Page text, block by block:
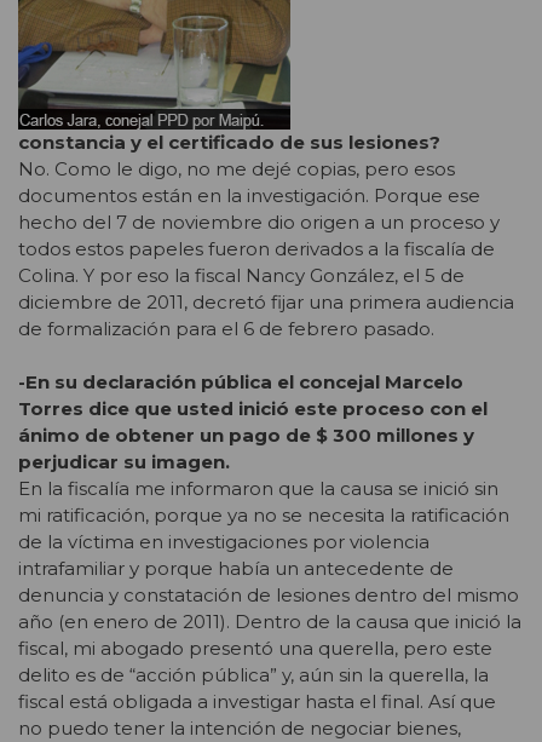
constancia y el certificado de sus lesiones?
No. Como le digo, no me dejé copias, pero esos
documentos están en la investigación. Porque ese
hecho del 7 de noviembre dio origen a un proceso y
todos estos papeles fueron derivados a la fiscalía de
Colina. Y por eso la fiscal Nancy González, el 5 de
diciembre de 2011, decretó fijar una primera audiencia
de formalización para el 6 de febrero pasado.
-En su declaración pública el concejal Marcelo
Torres dice que usted inició este proceso con el
ánimo de obtener un pago de $ 300 millones y
perjudicar su imagen.
En la fiscalía me informaron que la causa se inició sin
mi ratificación, porque ya no se necesita la ratificación
de la víctima en investigaciones por violencia
intrafamiliar y porque había un antecedente de
denuncia y constatación de lesiones dentro del mismo
año (en enero de 2011). Dentro de la causa que inició la
fiscal, mi abogado presentó una querella, pero este
delito es de “acción pública” y, aún sin la querella, la
fiscal está obligada a investigar hasta el final. Así que
no puedo tener la intención de negociar bienes,